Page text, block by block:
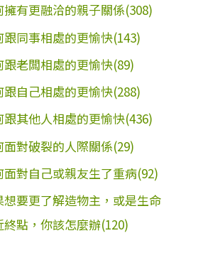
擁有更融洽的親子關係(308)
跟同事相處的更愉快(143)
跟老闆相處的更愉快(89)
跟自己相處的更愉快(288)
跟其他人相處的更愉快(436)
面對破裂的人際關係(29)
面對自己或親友生了重病(92)
想要更了解造物主，或是生命
終點，你該怎麼辦(120)